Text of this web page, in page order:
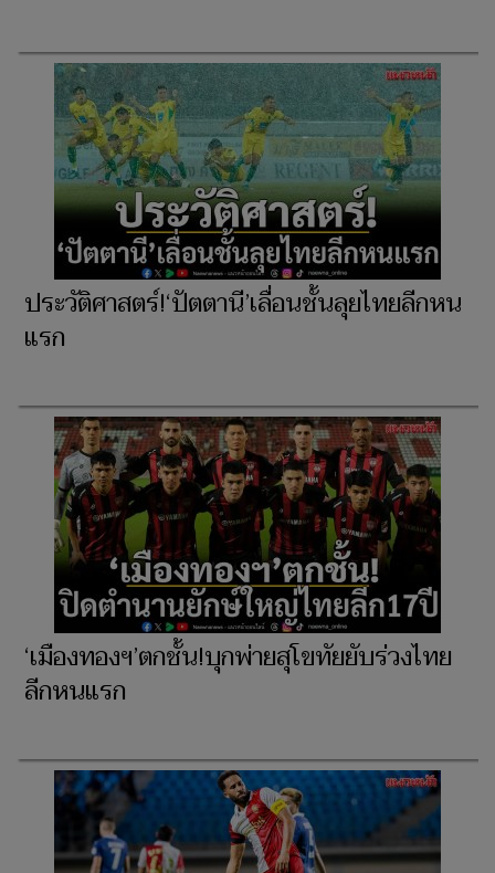
ประวัติศาสตร์!‘ปัตตานี’เลื่อนชั้นลุยไทยลีกหน
แรก
‘เมืองทองฯ’ตกชั้น!บุกพ่ายสุโขทัยยับร่วงไทย
ลีกหนแรก